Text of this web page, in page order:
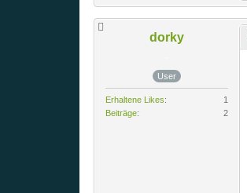
dorky
User
Erhaltene Likes
1
Beiträge
2